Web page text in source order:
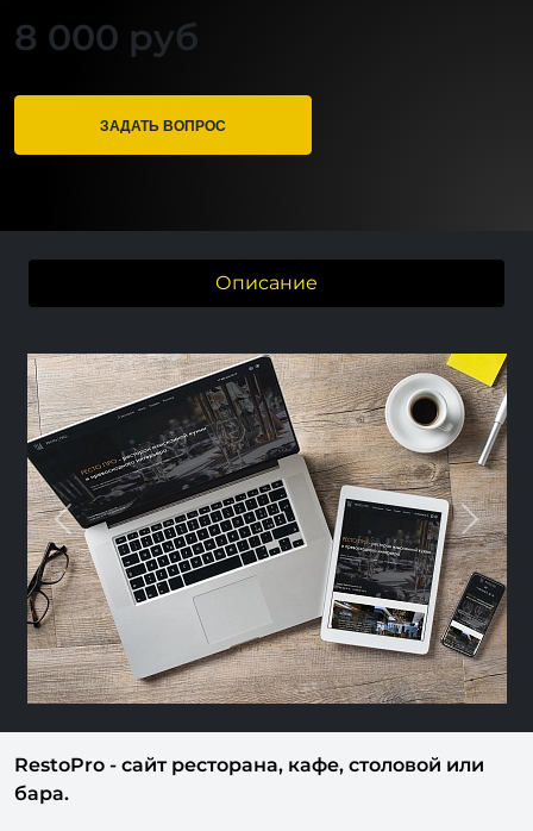
8 000 руб
ЗАДАТЬ ВОПРОС
Описание
Previous Next
RestoPro - сайт ресторана, кафе, столовой или
бара.